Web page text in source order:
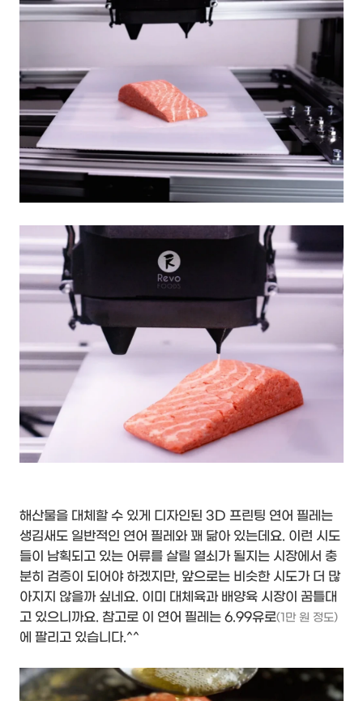
해산물을 대체할 수 있게 디자인된 3D 프린팅 연어 필레는
생김새도 일반적인 연어 필레와 꽤 닮아 있는데요. 이런 시도
들이 남획되고 있는 어류를 살릴 열쇠가 될지는 시장에서 충
분히 검증이 되어야 하겠지만, 앞으로는 비슷한 시도가 더 많
아지지 않을까 싶네요. 이미 대체육과 배양육 시장이 꿈틀대
고 있으니까요. 참고로 이 연어 필레는 6.99유로(1만 원 정도)
에 팔리고 있습니다.^^